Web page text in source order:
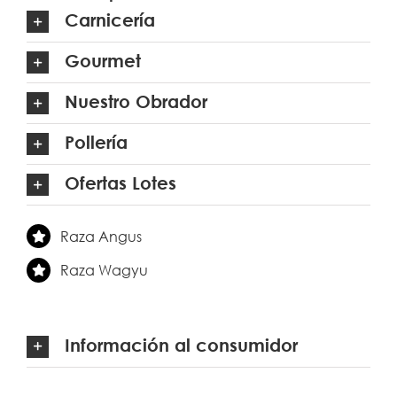
Carnicería
Gourmet
Nuestro Obrador
Pollería
Ofertas Lotes
Raza Angus
Raza Wagyu
Información al consumidor